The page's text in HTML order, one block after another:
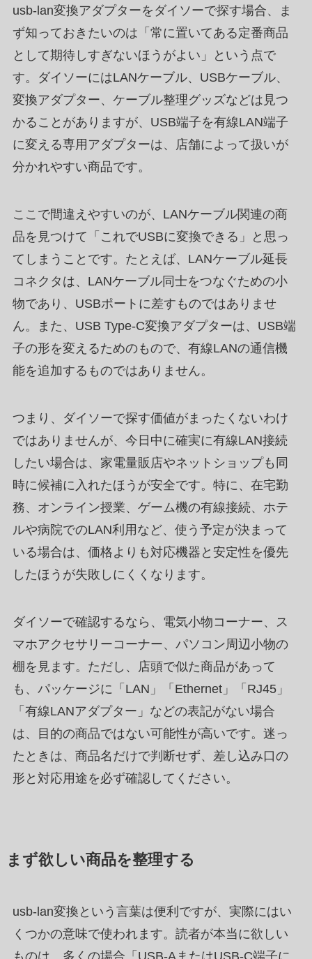
usb-lan変換アダプターをダイソーで探す場合、ま
ず知っておきたいのは「常に置いてある定番商品
として期待しすぎないほうがよい」という点で
す。ダイソーにはLANケーブル、USBケーブル、
変換アダプター、ケーブル整理グッズなどは見つ
かることがありますが、USB端子を有線LAN端子
に変える専用アダプターは、店舗によって扱いが
分かれやすい商品です。
ここで間違えやすいのが、LANケーブル関連の商
品を見つけて「これでUSBに変換できる」と思っ
てしまうことです。たとえば、LANケーブル延長
コネクタは、LANケーブル同士をつなぐための小
物であり、USBポートに差すものではありませ
ん。また、USB Type-C変換アダプターは、USB端
子の形を変えるためのもので、有線LANの通信機
能を追加するものではありません。
つまり、ダイソーで探す価値がまったくないわけ
ではありませんが、今日中に確実に有線LAN接続
したい場合は、家電量販店やネットショップも同
時に候補に入れたほうが安全です。特に、在宅勤
務、オンライン授業、ゲーム機の有線接続、ホテ
ルや病院でのLAN利用など、使う予定が決まって
いる場合は、価格よりも対応機器と安定性を優先
したほうが失敗しにくくなります。
ダイソーで確認するなら、電気小物コーナー、ス
マホアクセサリーコーナー、パソコン周辺小物の
棚を見ます。ただし、店頭で似た商品があって
も、パッケージに「LAN」「Ethernet」「RJ45」
「有線LANアダプター」などの表記がない場合
は、目的の商品ではない可能性が高いです。迷っ
たときは、商品名だけで判断せず、差し込み口の
形と対応用途を必ず確認してください。
まず欲しい商品を整理する
usb-lan変換という言葉は便利ですが、実際にはい
くつかの意味で使われます。読者が本当に欲しい
ものは、多くの場合「USB-AまたはUSB-C端子に